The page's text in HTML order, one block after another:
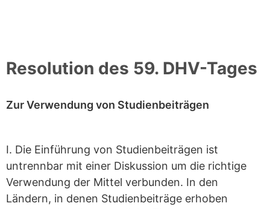
Resolution des 59. DHV-Tages
Zur Verwendung von Studienbeiträgen
I. Die Einführung von Studienbeiträgen ist
untrennbar mit einer Diskussion um die richtige
Verwendung der Mittel verbunden. In den
Ländern, in denen Studienbeiträge erhoben